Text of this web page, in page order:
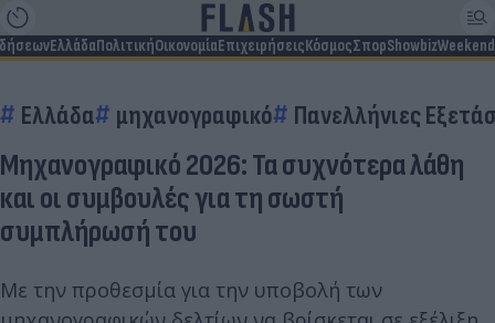
ΕλλάδαΠολιτικήΟικονομίαΕπιχειρήσειςΚόσμοςΣπορShowbizWeekend
Ελλάδα μηχανογραφικό Πανελλήνιες
Μηχανογραφικό 2026: Τα συχνότερα λάθη
και οι συμβουλές για τη σωστή
συμπλήρωσή του
Με την προθεσμία για την υποβολή των